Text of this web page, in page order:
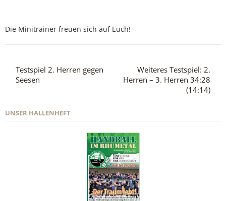
Die Minitrainer freuen sich auf Euch!
Testspiel 2. Herren gegen
Seesen
Weiteres Testspiel: 2.
Herren – 3. Herren 34:28
(14:14)
UNSER HALLENHEFT